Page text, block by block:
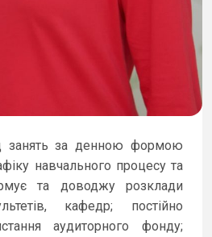
занять за денною формою
навчального процесу та
та доводжу розклади
кафедр; постійно
аудиторного фонду;